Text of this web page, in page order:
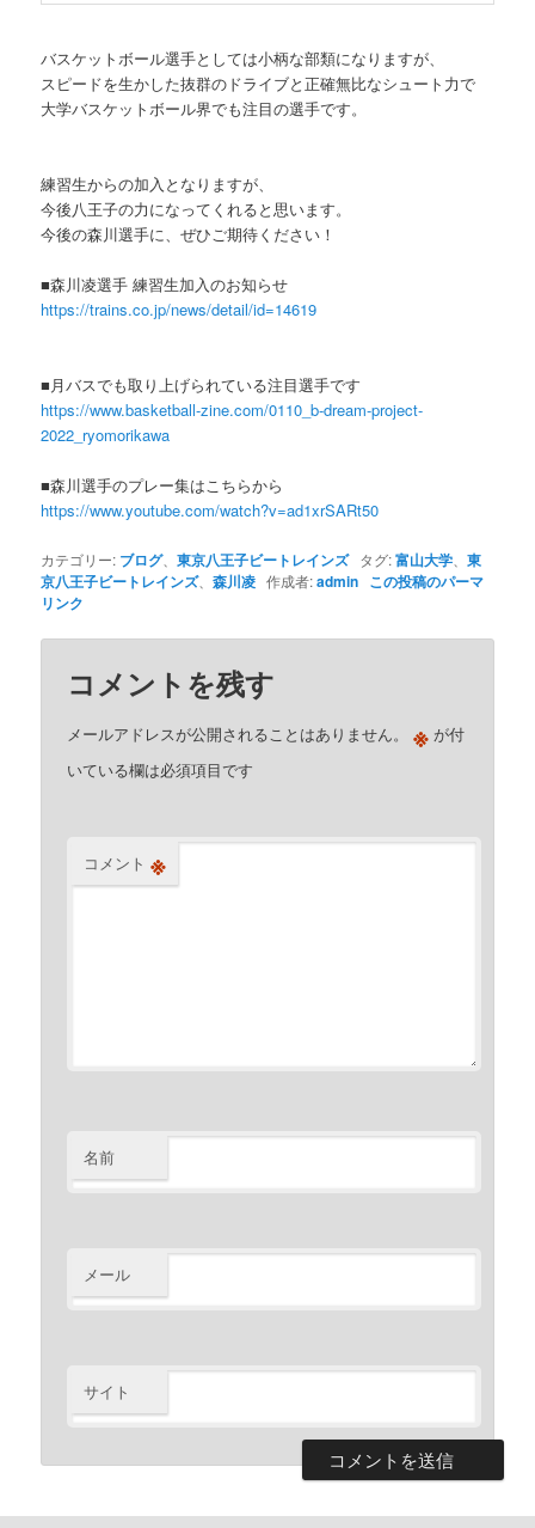
バスケットボール選手としては小柄な部類になりますが、
スピードを生かした抜群のドライブと正確無比なシュート力で
大学バスケットボール界でも注目の選手です。
練習生からの加入となりますが、
今後八王子の力になってくれると思います。
今後の森川選手に、ぜひご期待ください！
■森川凌選手 練習生加入のお知らせ
https://trains.co.jp/news/detail/id=14619
■月バスでも取り上げられている注目選手です
https://www.basketball-zine.com/0110_b-dream-project-
2022_ryomorikawa
■森川選手のプレー集はこちらから
https://www.youtube.com/watch?v=ad1xrSARt50
カテゴリー: ブログ、東京八王子ビートレインズタグ:富山大学 、東
京八王子ビートレインズ、森川凌 作成者:admin この投稿のパーマ
リンク
コメントを残す
メールアドレスが公開されることはありません。 ※ が付
いている欄は必須項目です
コメント ※
名前
メール
サイト